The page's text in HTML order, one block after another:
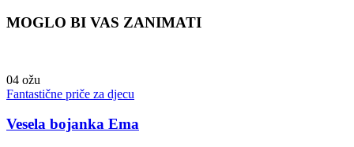
MOGLO BI VAS ZANIMATI
04 ožu
Fantastične priče za djecu
Vesela bojanka Ema